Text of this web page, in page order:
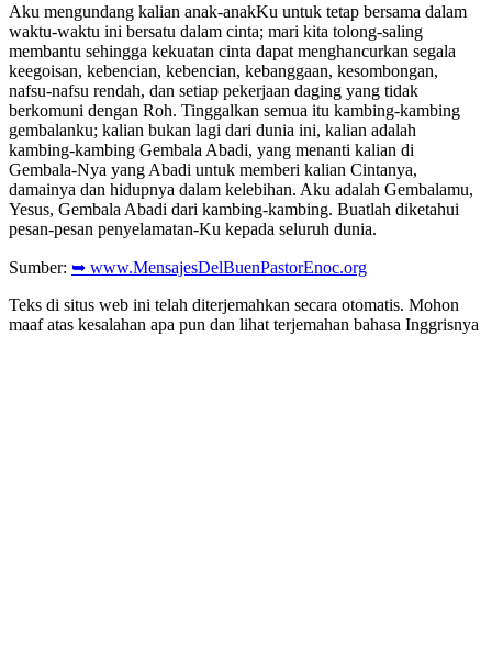
Aku mengundang kalian anak-anakKu untuk tetap bersama dalam
waktu-waktu ini bersatu dalam cinta; mari kita tolong-saling
membantu sehingga kekuatan cinta dapat menghancurkan segala
keegoisan, kebencian, kebencian, kebanggaan, kesombongan,
nafsu-nafsu rendah, dan setiap pekerjaan daging yang tidak
berkomuni dengan Roh. Tinggalkan semua itu kambing-kambing
gembalanku; kalian bukan lagi dari dunia ini, kalian adalah
kambing-kambing Gembala Abadi, yang menanti kalian di
Gembala-Nya yang Abadi untuk memberi kalian Cintanya,
damainya dan hidupnya dalam kelebihan. Aku adalah Gembalamu,
Yesus, Gembala Abadi dari kambing-kambing. Buatlah diketahui
pesan-pesan penyelamatan-Ku kepada seluruh dunia.
Sumber: ➥ www.MensajesDelBuenPastorEnoc.org
Teks di situs web ini telah diterjemahkan secara otomatis. Mohon
maaf atas kesalahan apa pun dan lihat terjemahan bahasa Inggrisnya